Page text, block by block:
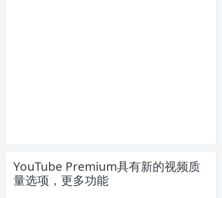
YouTube Premium具有新的视频质
量选项，更多功能